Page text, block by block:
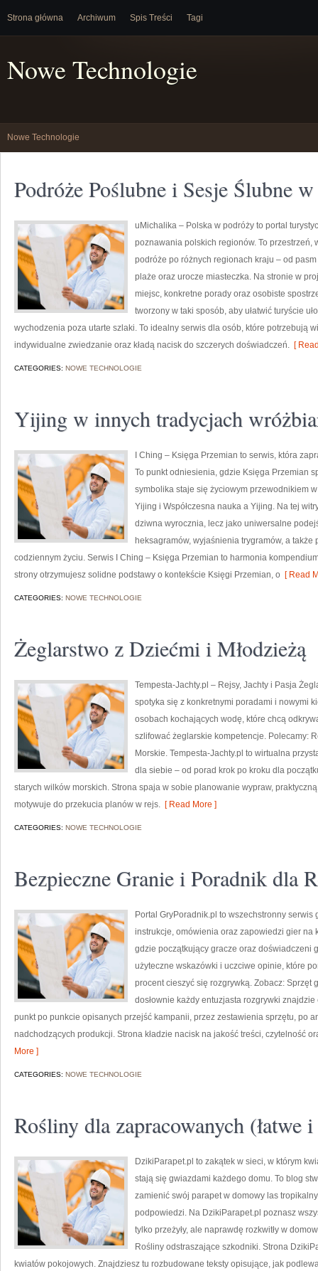
Strona główna Archiwum Spis Treści Tagi
Nowe Technologie
Nowe Technologie
Podróże Poślubne i Sesje Ślubne
uMichalika – Polska w podróży to portal
poznawania polskich regionów. To
podróże po różnych regionach kraju – od
plaże oraz urocze miasteczka. Na stronie w
miejsc, konkretne porady oraz osobiste
tworzony w taki sposób, aby ułatwić turyście
wychodzenia poza utarte szlaki. To idealny serwis dla osób, które potrzebują
indywidualne zwiedzanie oraz kładą nacisk do szczerych doświadczeń. [
CATEGORIES: NOWE TECHNOLOGIE
Yijing w innych tradycjach
I Ching – Księga Przemian to serwis, która
To punkt odniesienia, gdzie Księga Przemian
symbolika staje się życiowym przewodnikiem
Yijing i Współczesna nauka a Yijing. Na tej
dziwna wyrocznia, lecz jako uniwersalne
heksagramów, wyjaśnienia trygramów, a
codziennym życiu. Serwis I Ching – Księga Przemian to harmonia
strony otrzymujesz solidne podstawy o kontekście Księgi Przemian, o [ Read
CATEGORIES: NOWE TECHNOLOGIE
Żeglarstwo z Dziećmi i Młodzieżą
Tempesta-Jachty.pl – Rejsy, Jachty i Pasja
spotyka się z konkretnymi poradami i nowymi
osobach kochających wodę, które chcą
szlifować żeglarskie kompetencje. Polecamy:
Morskie. Tempesta-Jachty.pl to wirtualna
dla siebie – od porad krok po kroku dla
starych wilków morskich. Strona spaja w sobie planowanie wypraw,
motywuje do przekucia planów w rejs. [ Read More ]
CATEGORIES: NOWE TECHNOLOGIE
Bezpieczne Granie i Poradnik dla
Portal GryPoradnik.pl to wszechstronny
instrukcje, omówienia oraz zapowiedzi gier na
gdzie początkujący gracze oraz doświadczeni
użyteczne wskazówki i uczciwe opinie, które
procent cieszyć się rozgrywką. Zobacz: Sprzęt
dosłownie każdy entuzjasta rozgrywki
punkt po punkcie opisanych przejść kampanii, przez zestawienia sprzętu, po
nadchodzących produkcji. Strona kładzie nacisk na jakość treści, czytelność
More ]
CATEGORIES: NOWE TECHNOLOGIE
Rośliny dla zapracowanych (łatwe
DzikiParapet.pl to zakątek w sieci, w którym
stają się gwiazdami każdego domu. To blog
zamienić swój parapet w domowy las
podpowiedzi. Na DzikiParapet.pl poznasz
tylko przeżyły, ale naprawdę rozkwitły w
Rośliny odstraszające szkodniki. Strona
kwiatów pokojowych. Znajdziesz tu rozbudowane teksty opisujące, jak